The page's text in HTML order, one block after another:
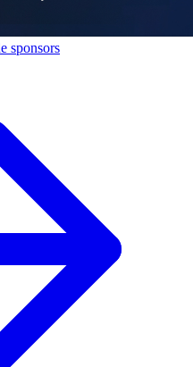
sponsors